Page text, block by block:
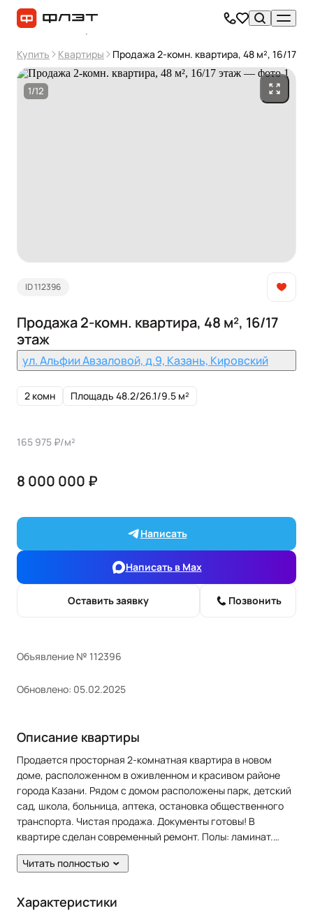
Купить Квартиры Продажа 2-комн. квартира, 48 м², 16/17
1/12
ID 112396
Продажа 2-комн. квартира, 48 м², 16/17
этаж
ул. Альфии Авзаловой, д.9, Казань, Кировский
2 комн Площадь 48.2/26.1/9.5 м²
165 975 ₽/м²
8 000 000 ₽
Написать
Написать в Max
Оставить заявку Позвонить
Объявление № 112396
Обновлено: 05.02.2025
Описание квартиры
Продается просторная 2-комнатная квартира в новом
доме, расположенном в оживленном и красивом районе
города Казани. Рядом с домом расположены парк, детский
сад, школа, больница, аптека, остановка общественного
транспорта. Чистая продажа. Документы готовы! В
квартире сделан современный ремонт. Полы: ламинат.
Окна: пластиковые. Потолки: натяжные. Сан. узел в кафеле.
Есть лоджия. Из мебели остается: кухонный гарнитур,
Читать полностью
Характеристики